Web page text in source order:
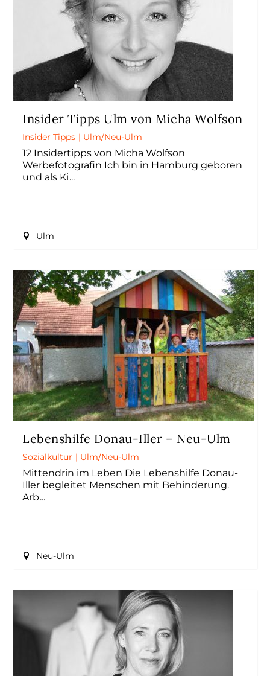
Insider Tipps Ulm von Micha Wolfson
Insider Tipps | Ulm/Neu-Ulm
12 Insidertipps von Micha Wolfson
Werbefotografin Ich bin in Hamburg geboren
und als Ki
Ulm
Lebenshilfe Donau-Iller – Neu-Ulm
Sozialkultur | Ulm/Neu-Ulm
Mittendrin im Leben Die Lebenshilfe Donau-
Iller begleitet Menschen mit Behinderung.
Arb
Neu-Ulm